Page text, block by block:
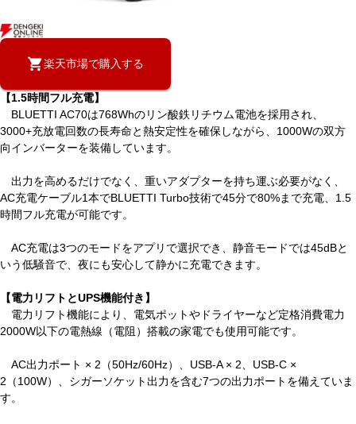
楽天市場で購入する
【1.5時間フル充電】
BLUETTI AC70は768Whのリン酸鉄リチウム電池を採用され、
3000+充放電回数の長寿命と熱安定性を確保しながら、1000Wの双方
向インバーターを装備しています。
出力を高めるだけでなく、重いアダプターを持ち運ぶ必要がなく、
AC充電ケーブル1本でBLUETTI Turbo技術で45分で80%まで充電、1.5
時間フル充電が可能です。
AC充電は3つのモードをアプリで選択でき、静音モードでは45dBと
いう低騒音で、夜にも安心して静かに充電できます。
【電力リフトとUPS機能付き】
電力リフト機能により、電気ポットやドライヤーなど定格消費電力
2000W以下の電熱線（電阻）搭載の家電でも使用可能です。
AC出力ポート × 2（50Hz/60Hz）、USB-A × 2、USB-C ×
2（100W）、シガーソケット出力を含む7つの出力ポートを備えていま
す。